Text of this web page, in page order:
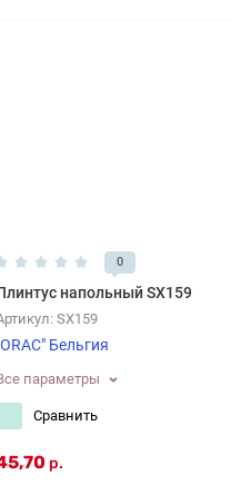
0
напольный SX159
SX159
Бельгия
параметры
Сравнить
р.